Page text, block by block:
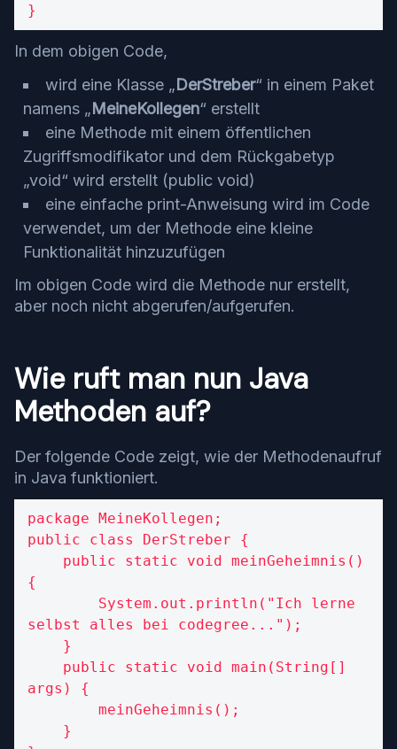
}
In dem obigen Code,
wird eine Klasse „ DerStreber“ in einem Paket
namens „MeineKollegen“ erstellt
eine Methode mit einem öffentlichen
Zugriffsmodifikator und dem Rückgabetyp
„void“ wird erstellt (public void)
eine einfache print-Anweisung wird im Code
verwendet, um der Methode eine kleine
Funktionalität hinzuzufügen
Im obigen Code wird die Methode nur erstellt,
aber noch nicht abgerufen/aufgerufen.
Wie ruft man nun Java
Methoden auf?
Der folgende Code zeigt, wie der Methodenaufruf
in Java funktioniert.
package MeineKollegen;
public class DerStreber {
{
selbst alles bei codegree...");
args) {